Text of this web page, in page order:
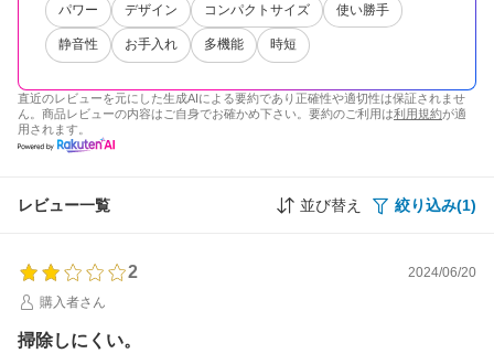
パワー デザイン コンパクトサイズ 使い勝手
静音性 お手入れ 多機能 時短
直近のレビューを元にした生成AIによる要約であり正確性や適切性は保証されませ
ん。商品レビューの内容はご自身でお確かめ下さい。要約のご利用は利用規約が適
用されます。
レビュー一覧 並び替え 絞り込み(1)
2
2024/06/20
購入者さん
掃除しにくい。